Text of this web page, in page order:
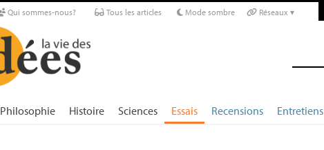
Qui sommes-nous? Tous les articles Mode sombre Réseaux ▾
Philosophie Histoire Sciences Essais Recensions Entretiens